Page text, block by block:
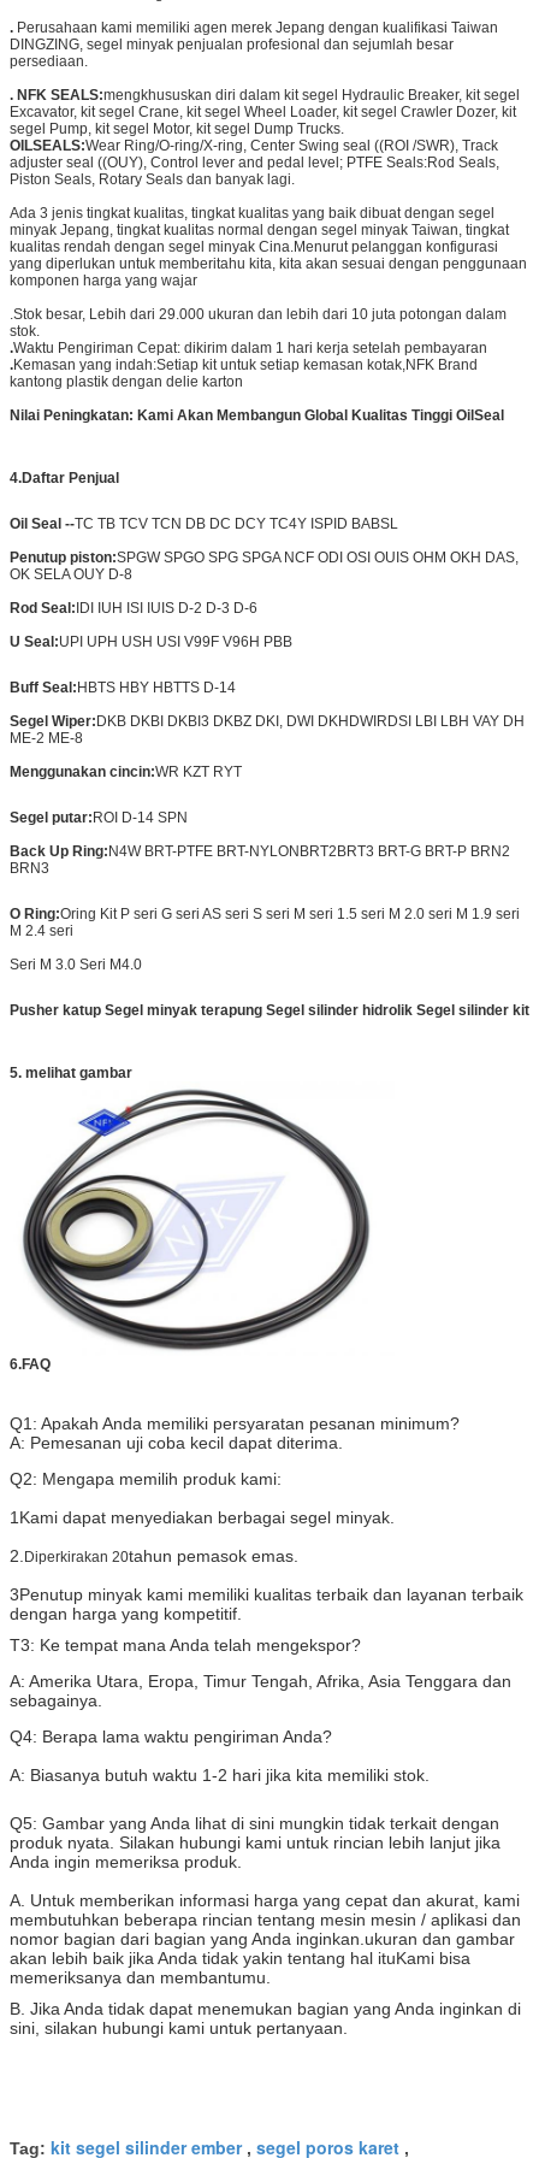
. Perusahaan kami memiliki agen merek Jepang dengan kualifikasi Taiwan
DINGZING, segel minyak penjualan profesional dan sejumlah besar
persediaan.
. NFK SEALS:mengkhususkan diri dalam kit segel Hydraulic Breaker, kit segel
Excavator, kit segel Crane, kit segel Wheel Loader, kit segel Crawler Dozer, kit
segel Pump, kit segel Motor, kit segel Dump Trucks.
OILSEALS:Wear Ring/O-ring/X-ring, Center Swing seal ((ROI /SWR), Track
adjuster seal ((OUY), Control lever and pedal level; PTFE Seals:Rod Seals,
Piston Seals, Rotary Seals dan banyak lagi.
Ada 3 jenis tingkat kualitas, tingkat kualitas yang baik dibuat dengan segel
minyak Jepang, tingkat kualitas normal dengan segel minyak Taiwan, tingkat
kualitas rendah dengan segel minyak Cina.Menurut pelanggan konfigurasi
yang diperlukan untuk memberitahu kita, kita akan sesuai dengan penggunaan
komponen harga yang wajar
.Stok besar, Lebih dari 29.000 ukuran dan lebih dari 10 juta potongan dalam
stok.
.Waktu Pengiriman Cepat: dikirim dalam 1 hari kerja setelah pembayaran
.Kemasan yang indah:Setiap kit untuk setiap kemasan kotak,NFK Brand
kantong plastik dengan delie karton
Nilai Peningkatan: Kami Akan Membangun Global Kualitas Tinggi OilSeal
4.Daftar Penjual
Oil Seal --TC TB TCV TCN DB DC DCY TC4Y ISPID BABSL
Penutup piston:SPGW SPGO SPG SPGA NCF ODI OSI OUIS OHM OKH DAS,
OK SELA OUY D-8
Rod Seal:IDI IUH ISI IUIS D-2 D-3 D-6
U Seal:UPI UPH USH USI V99F V96H PBB
Buff Seal:HBTS HBY HBTTS D-14
Segel Wiper:DKB DKBI DKBI3 DKBZ DKI, DWI DKHDWIRDSI LBI LBH VAY DH
ME-2 ME-8
Menggunakan cincin:WR KZT RYT
Segel putar:ROI D-14 SPN
Back Up Ring:N4W BRT-PTFE BRT-NYLONBRT2BRT3 BRT-G BRT-P BRN2
BRN3
O Ring:Oring Kit P seri G seri AS seri S seri M seri 1.5 seri M 2.0 seri M 1.9 seri
M 2.4 seri
Seri M 3.0 Seri M4.0
Pusher katup Segel minyak terapung Segel silinder hidrolik Segel silinder kit
5. melihat gambar
6.FAQ
Q1: Apakah Anda memiliki persyaratan pesanan minimum?
A: Pemesanan uji coba kecil dapat diterima.
Q2: Mengapa memilih produk kami:
1Kami dapat menyediakan berbagai segel minyak.
2. Diperkirakan 20tahun pemasok emas.
3Penutup minyak kami memiliki kualitas terbaik dan layanan terbaik
dengan harga yang kompetitif.
T3: Ke tempat mana Anda telah mengekspor?
A: Amerika Utara, Eropa, Timur Tengah, Afrika, Asia Tenggara dan
sebagainya.
Q4: Berapa lama waktu pengiriman Anda?
A: Biasanya butuh waktu 1-2 hari jika kita memiliki stok.
Q5: Gambar yang Anda lihat di sini mungkin tidak terkait dengan
produk nyata. Silakan hubungi kami untuk rincian lebih lanjut jika
Anda ingin memeriksa produk.
A. Untuk memberikan informasi harga yang cepat dan akurat, kami
membutuhkan beberapa rincian tentang mesin mesin / aplikasi dan
nomor bagian dari bagian yang Anda inginkan.ukuran dan gambar
akan lebih baik jika Anda tidak yakin tentang hal ituKami bisa
memeriksanya dan membantumu.
B. Jika Anda tidak dapat menemukan bagian yang Anda inginkan di
sini, silakan hubungi kami untuk pertanyaan.
Tag: kit segel silinder ember, segel poros karet ,